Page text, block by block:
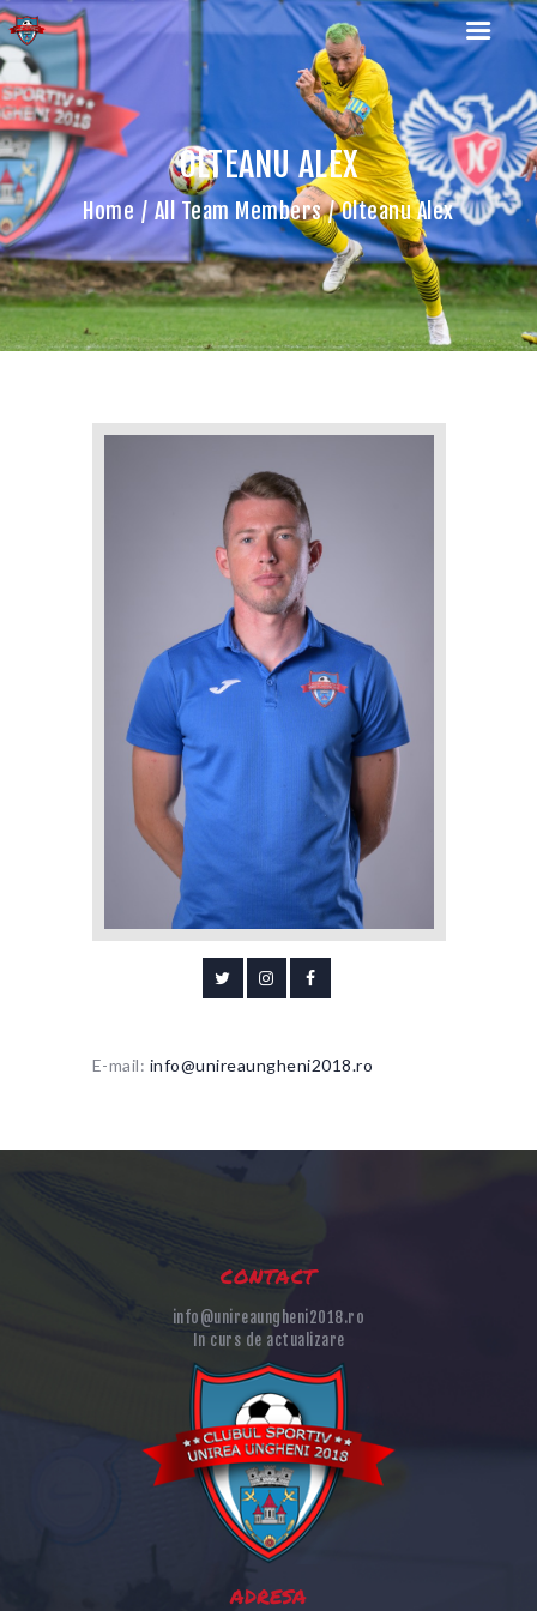
OLTEANU ALEX
Home All Team Members Olteanu Alex
ACASA
ECHIPA NOASTRA
MECIURI SI REZULTATE
INFORMATII FINANCIARE
ANUNTURI
E-mail: info@unireaungheni2018.ro
contact
info@unireaungheni2018.ro
In curs de actualizare
adresa